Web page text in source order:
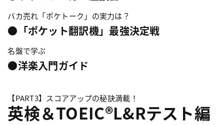
バカ売れ「ポケトーク」の実力は？
●「ポケット翻訳機」最強決定戦
名盤で学ぶ
●洋楽入門ガイド
【PART3】スコアアップの秘訣満載！
英検＆TOEIC®︎L&Rテスト編